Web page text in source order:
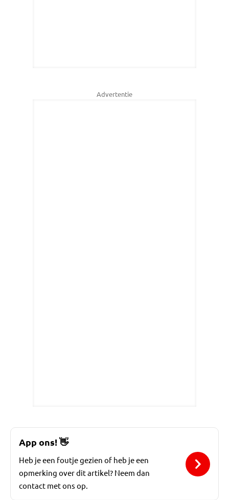
Advertentie
App ons!👋
Heb je een foutje gezien of heb je een
opmerking over dit artikel? Neem dan
contact met ons op.